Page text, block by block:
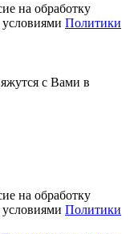
на обработку
Политики
с Вами в
на обработку
Политики